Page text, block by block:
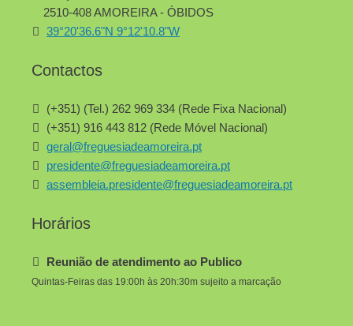
2510-408 AMOREIRA - ÓBIDOS
39°20'36.6"N 9°12'10.8"W
Contactos
(+351) (Tel.) 262 969 334 (Rede Fixa Nacional)
(+351) 916 443 812 (Rede Móvel Nacional)
geral@freguesiadeamoreira.pt
presidente@freguesiadeamoreira.pt
assembleia.presidente@freguesiadeamoreira.pt
Horários
Reunião de atendimento ao Publico
Quintas-Feiras das 19:00h às 20h:30m sujeito a marcação